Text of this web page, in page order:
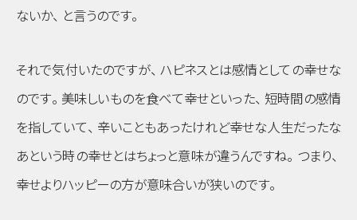
ないか、 と言うのです。
それで気付いたのですが、 ハピネスとは感情としての幸せな
のです。 美味しいものを食べて幸せといった、 短時間の感情
を指していて、 辛いこともあったけれど幸せな人生だったな
あという時の幸せとはちょっと意味が違うんですね。 つまり、
幸せよりハッピーの方が意味合いが狭いのです。